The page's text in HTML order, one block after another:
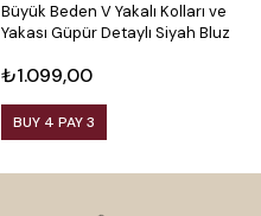
Büyük Beden V Yakalı Kolları ve
Yakası Güpür Detaylı Siyah Bluz
₺1.099,00
BUY 4 PAY 3